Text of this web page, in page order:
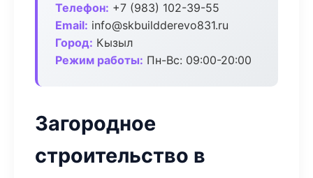
Телефон: +7 (983) 102-39-55
Email: info@skbuildderevo831.ru
Город: Кызыл
Режим работы: Пн-Вс: 09:00-20:00
Загородное
строительство в